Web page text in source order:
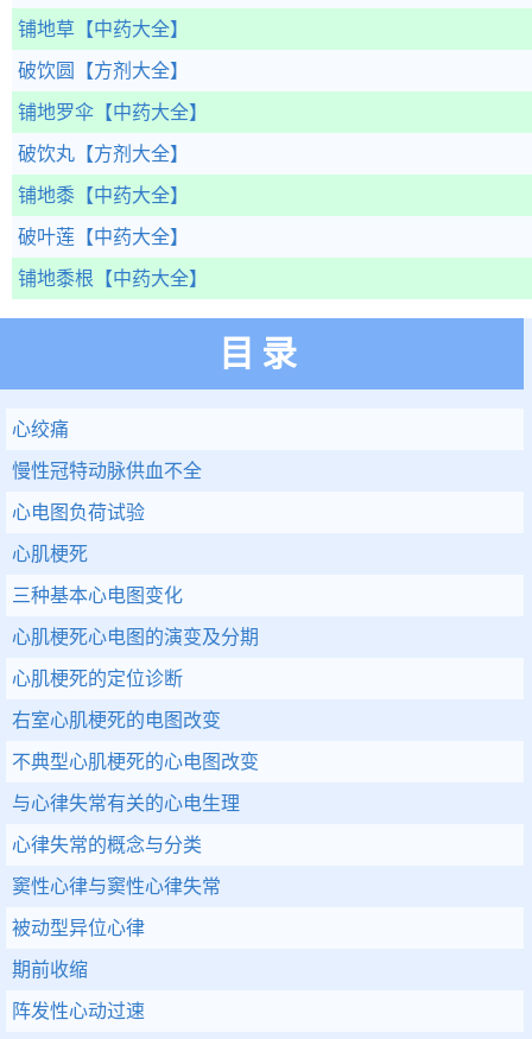
铺地草 【中药大全】
破饮圆 【方剂大全】
铺地罗伞 【中药大全】
破饮丸 【方剂大全】
铺地黍 【中药大全】
破叶莲 【中药大全】
铺地黍根 【中药大全】
目录
心绞痛
慢性冠特动脉供血不全
心电图负荷试验
心肌梗死
三种基本心电图变化
心肌梗死心电图的演变及分期
心肌梗死的定位诊断
右室心肌梗死的电图改变
不典型心肌梗死的心电图改变
与心律失常有关的心电生理
心律失常的概念与分类
窦性心律与窦性心律失常
被动型异位心律
期前收缩
阵发性心动过速